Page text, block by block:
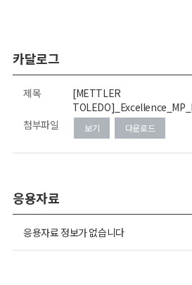
카달로그
제목
[METTLER
첨부파일
보기 다운로드
응용자료
응용자료 정보가 없습니다